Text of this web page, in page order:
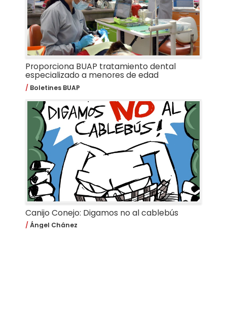
Proporciona BUAP tratamiento dental
especializado a menores de edad
Boletines BUAP
Canijo Conejo: Digamos no al cablebús
Ángel Chánez